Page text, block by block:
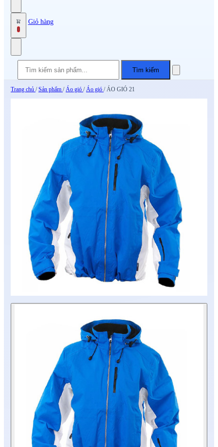
0
Giỏ hàng
Tìm kiếm
Trang chủ / Sản phẩm / Áo gió / Áo gió / ÁO GIÓ 21